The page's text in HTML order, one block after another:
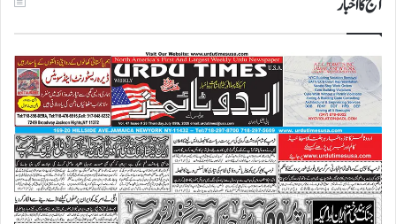
آج کا اخبار